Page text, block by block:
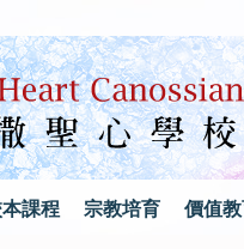
課程 宗教培育 價值